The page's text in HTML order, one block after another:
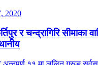
2020
र चन्द्रागिरि सीमाका